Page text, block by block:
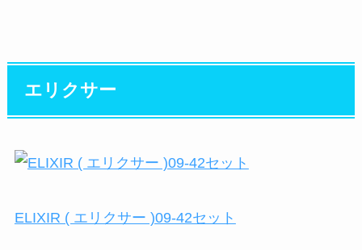
エリクサー
ELIXIR ( エリクサー )09‐42セット